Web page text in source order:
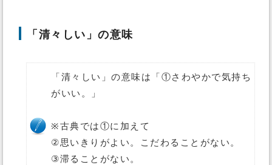
「清々しい」の意味
「清々しい」の意味は「①さわやかで気持ち
がいい。」
※古典では①に加えて
②思いきりがよい。こだわることがない。
③滞ることがない。